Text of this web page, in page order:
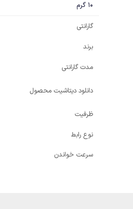
10 گرم
گارانتی
برند
مدت گارانتی
دانلود دیتاشیت محصول
ظرفیت
نوع رابط
سرعت خواندن